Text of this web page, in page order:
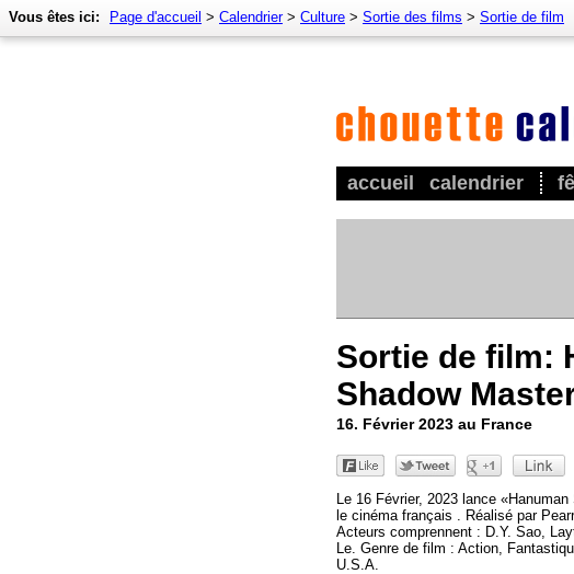
accueil calendrier
Vous êtes ici: Page d'accueil > Calendrier> Culture > Sortie des films > Sortie de film
Sortie de film:
Shadow
16. Février 2023 au France
Le 16 Février, 2023 lance
le cinéma français . Réalisé par
Acteurs comprennent : D.Y. Sao,
Le. Genre de film : Action,
U.S.A.